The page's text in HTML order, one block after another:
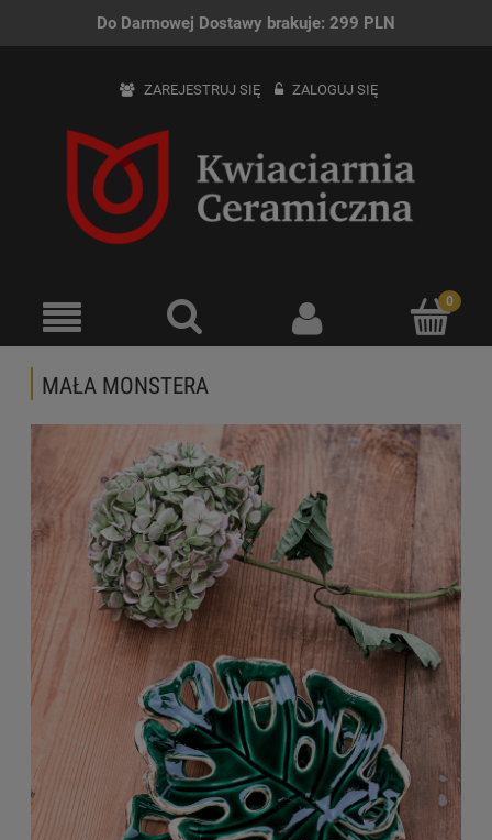
Do Darmowej Dostawy brakuje: 299 PLN
ZAREJESTRUJ SIĘ ZALOGUJ SIĘ
MAŁA MONSTERA